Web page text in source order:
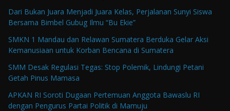
Dari Bukan Juara Menjadi Juara Kelas, Perjalanan Sunyi Siswa
Bersama Bimbel Gubug Ilmu “Bu Ekie”
SMKN 1 Mandau dan Relawan Sumatera Berduka Gelar Aksi
Kemanusiaan untuk Korban Bencana di Sumatera
SMM Desak Regulasi Tegas: Stop Polemik, Lindungi Petani
Getah Pinus Mamasa
APKAN RI Soroti Dugaan Pertemuan Anggota Bawaslu RI
dengan Pengurus Partai Politik di Mamuju